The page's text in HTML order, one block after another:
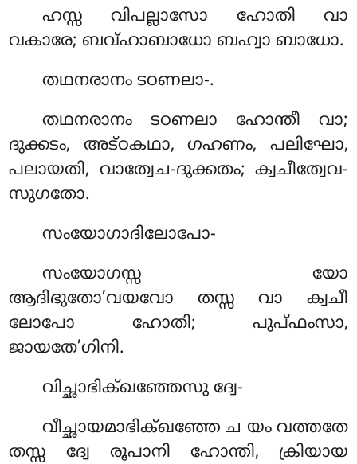
ഹസ്സ വിപല്ലാസോ ഹോതി വാ
വകാരേ; ബവ്ഹാബാധോ ബഹ്വാ ബാധോ.
തഥനരാനംടഠണലാ-.
തഥനരാനം ടഠണലാ ഹോന്തീ വാ;
ദുക്കടം, അട്ഠകഥാ, ഗഹണം, പലിഘോ,
പലായതി, വാത്വേച-ദുക്കതം; ക്വചീത്വേവ-
സുഗതോ.
സംയോഗാദിലോപോ-
സംയോഗസ്സ യോ
ആദിഭുതോ’വയവോ തസ്സ വാ ക്വചീ
ലോപോ ഹോതി; പുപ്ഫംസാ,
ജായതേ’ഗിനി.
വിച്ഛാഭിക്ഖഞ്ഞേസു ദ്വേ-
വീച്ഛായമാഭിക്ഖഞ്ഞേ ച യം വത്തതേ
തസ്സ ദ്വേ രൂപാനി ഹോന്തി, ക്രിയായ